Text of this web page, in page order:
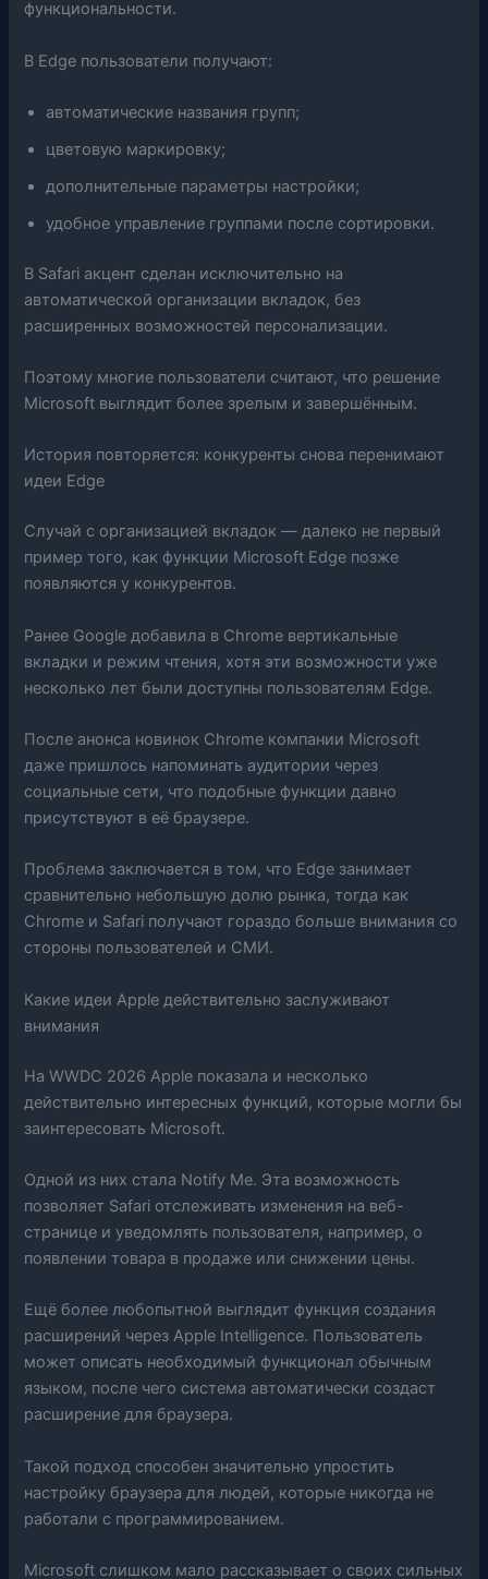
функциональности.
В Edge пользователи получают:
автоматические названия групп;
цветовую маркировку;
дополнительные параметры настройки;
удобное управление группами после сортировки.
В Safari акцент сделан исключительно на
автоматической организации вкладок, без
расширенных возможностей персонализации.
Поэтому многие пользователи считают, что решение
Microsoft выглядит более зрелым и завершённым.
История повторяется: конкуренты снова перенимают
идеи Edge
Случай с организацией вкладок — далеко не первый
пример того, как функции Microsoft Edge позже
появляются у конкурентов.
Ранее Google добавила в Chrome вертикальные
вкладки и режим чтения, хотя эти возможности уже
несколько лет были доступны пользователям Edge.
После анонса новинок Chrome компании Microsoft
даже пришлось напоминать аудитории через
социальные сети, что подобные функции давно
присутствуют в её браузере.
Проблема заключается в том, что Edge занимает
сравнительно небольшую долю рынка, тогда как
Chrome и Safari получают гораздо больше внимания со
стороны пользователей и СМИ.
Какие идеи Apple действительно заслуживают
внимания
На WWDC 2026 Apple показала и несколько
действительно интересных функций, которые могли бы
заинтересовать Microsoft.
Одной из них стала Notify Me. Эта возможность
позволяет Safari отслеживать изменения на веб-
странице и уведомлять пользователя, например, о
появлении товара в продаже или снижении цены.
Ещё более любопытной выглядит функция создания
расширений через Apple Intelligence. Пользователь
может описать необходимый функционал обычным
языком, после чего система автоматически создаст
расширение для браузера.
Такой подход способен значительно упростить
настройку браузера для людей, которые никогда не
работали с программированием.
Microsoft слишком мало рассказывает о своих сильных